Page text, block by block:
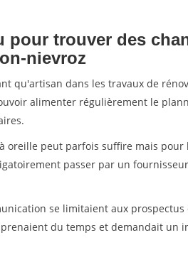
pour trouver des
nievroz
qu'artisan dans les travaux de
alimenter régulièrement le
oreille peut parfois suffire mais
passer par un
se limitaient aux prospectus
du temps et demandait un